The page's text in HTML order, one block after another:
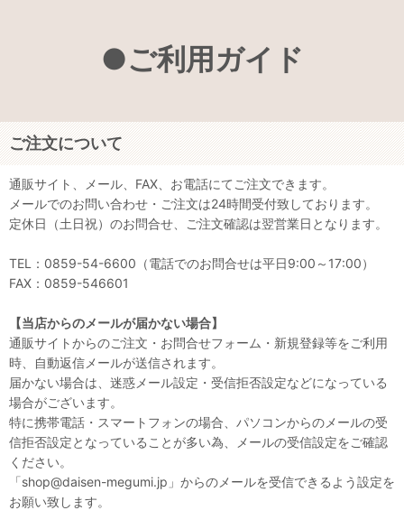
●ご利用ガイド
ご注文について
通販サイト、メール、FAX、お電話にてご注文できます。
メールでのお問い合わせ・ご注文は24時間受付致しております。
定休日（土日祝）のお問合せ、ご注文確認は翌営業日となります。
TEL：0859-54-6600（電話でのお問合せは平日9:00～17:00）
FAX：0859-546601
【当店からのメールが届かない場合】
通販サイトからのご注文・お問合せフォーム・新規登録等をご利用
時、自動返信メールが送信されます。
届かない場合は、迷惑メール設定・受信拒否設定などになっている
場合がございます。
特に携帯電話・スマートフォンの場合、パソコンからのメールの受
信拒否設定となっていることが多い為、メールの受信設定をご確認
ください。
「shop@daisen-megumi.jp」からのメールを受信できるよう設定を
お願い致します。